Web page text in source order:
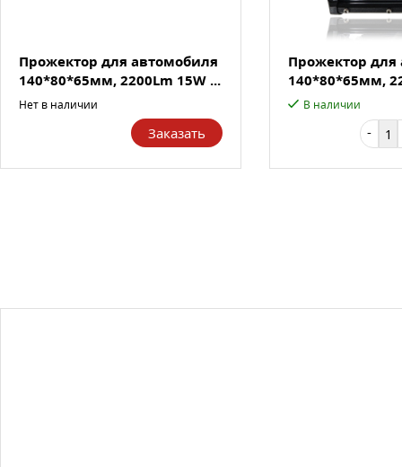
Прожектор для автомобиля
140*80*65мм, 2200Lm 15W ...
Нет в наличии
Заказать
Прожектор для
140*80*65мм,
В наличии
-